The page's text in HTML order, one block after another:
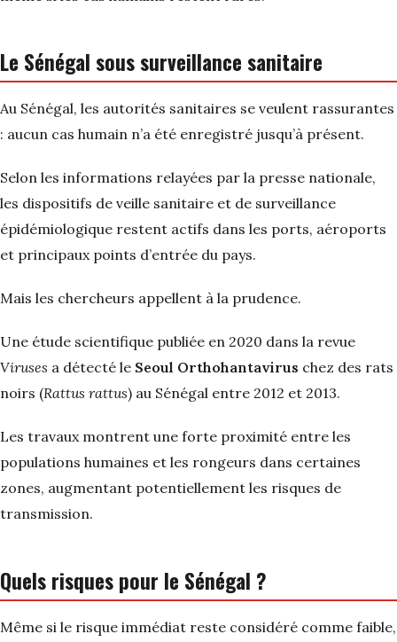
Le Sénégal sous surveillance sanitaire
Au Sénégal, les autorités sanitaires se veulent rassurantes
: aucun cas humain n’a été enregistré jusqu’à présent.
Selon les informations relayées par la presse nationale,
les dispositifs de veille sanitaire et de surveillance
épidémiologique restent actifs dans les ports, aéroports
et principaux points d’entrée du pays.
Mais les chercheurs appellent à la prudence.
Une étude scientifique publiée en 2020 dans la revue
Viruses a détecté le Seoul Orthohantavirus chez des rats
noirs (Rattus rattus) au Sénégal entre 2012 et 2013.
Les travaux montrent une forte proximité entre les
populations humaines et les rongeurs dans certaines
zones, augmentant potentiellement les risques de
transmission.
Quels risques pour le Sénégal ?
Même si le risque immédiat reste considéré comme faible,